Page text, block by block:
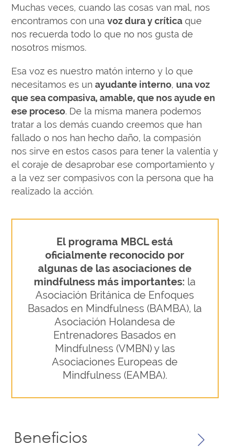
Muchas veces, cuando las cosas van mal, nos
encontramos con unavoz dura y crítica que
nos recuerda todo lo que no nos gusta de
nosotros mismos.
Esa voz es nuestro matón interno y lo que
necesitamos es unayudante interno, una voz
que sea compasiva, amable, que nos ayude en
ese proceso. De la misma manera podemos
tratar a los demás cuando creemos que han
fallado o nos han hecho daño, la compasión
nos sirve en estos casos para tener la valentía y
el coraje de desaprobar ese comportamiento y
a la vez ser compasivos con la persona que ha
realizado la acción.
El programa MBCL está
oficialmente reconocido por
algunas de las asociaciones de
mindfulness más importantes: la
Asociación Británica de Enfoques
Basados en Mindfulness (BAMBA), la
Asociación Holandesa de
Entrenadores Basados en
Mindfulness (VMBN) y las
Asociaciones Europeas de
Mindfulness (EAMBA).​
Beneficios